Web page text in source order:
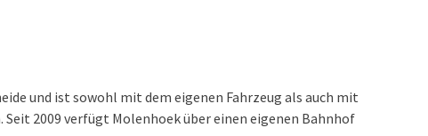
und ist sowohl mit dem eigenen Fahrzeug als auch mit
2009 verfügt Molenhoek über einen eigenen Bahnhof